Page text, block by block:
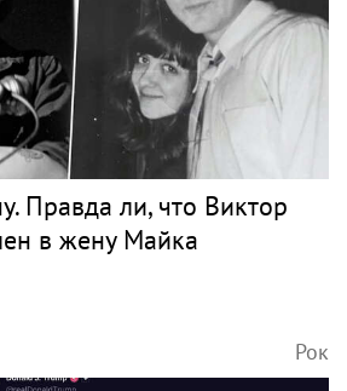
Правда ли, что Виктор
в жену Майка
Рок